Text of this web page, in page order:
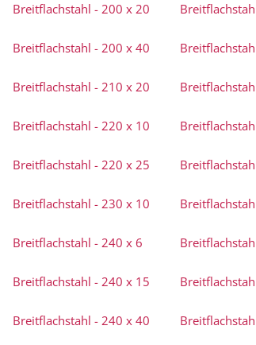
Breitflachstahl - 200 x 20
Breitflachstahl - 200 x 40
Breitflachstahl - 210 x 20
Breitflachstahl - 220 x 10
Breitflachstahl - 220 x 25
Breitflachstahl - 230 x 10
Breitflachstahl - 240 x 6
Breitflachstahl - 240 x 15
Breitflachstahl - 240 x 40